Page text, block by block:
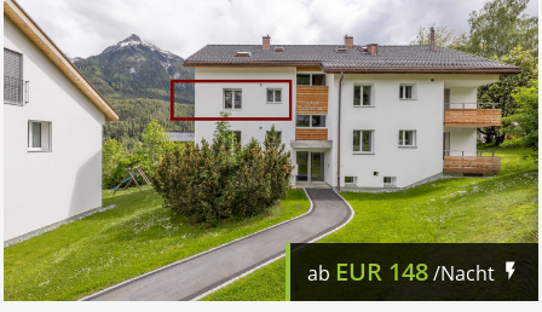
ab EUR 148/Nacht